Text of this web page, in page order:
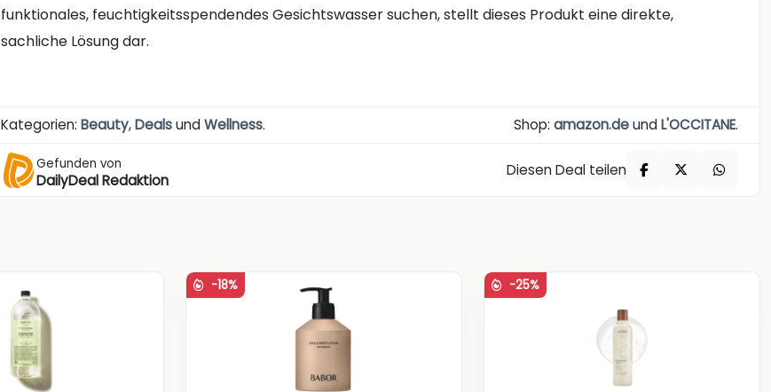
funktionales, feuchtigkeitsspendendes Gesichtswasser suchen, stellt dieses Produkt eine direkte,
sachliche Lösung dar.
Kategorien:Beauty,DealsundWellness. Shop: amazon.deundL'OCCITANE.
Gefunden von
DailyDeal Redaktion
Diesen Deal teilen
-18% -25%